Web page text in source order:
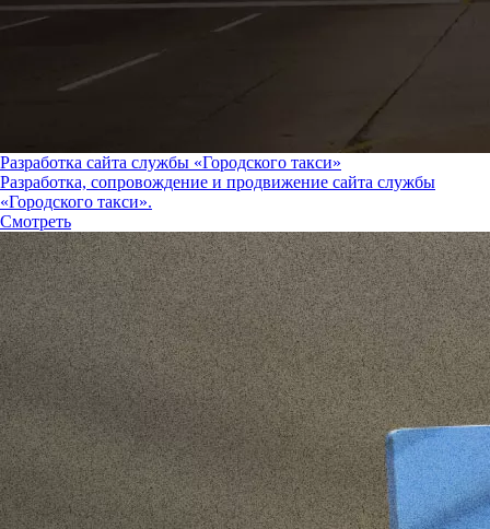
Разработка сайта службы «Городского такси»
Разработка, сопровождение и продвижение сайта службы
«Городского такси».
Смотреть